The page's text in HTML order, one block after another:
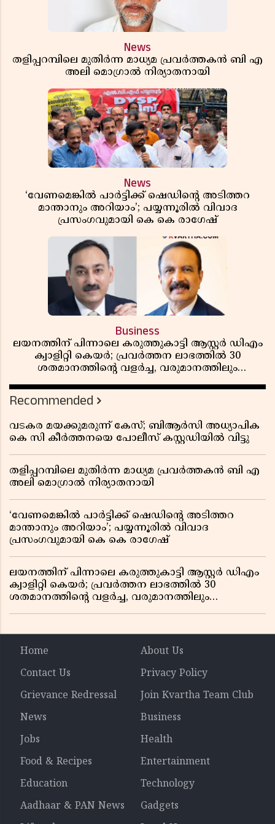
News
തളിപ്പറമ്പിലെ മുതിർന്ന മാധ്യമ പ്രവർത്തകൻ ബി എ
അലി മൊഗ്രാൽ നിര്യാതനായി
News
‘വേണമെങ്കിൽ പാർട്ടിക്ക് ഷെഡിൻ്റെ അടിത്തറ
മാന്താനും അറിയാം’; പയ്യന്നൂരിൽ വിവാദ
പ്രസംഗവുമായി കെ കെ രാഗേഷ്
Business
ലയനത്തിന് പിന്നാലെ കരുത്തുകാട്ടി ആസ്റ്റർ ഡിഎം
ക്വാളിറ്റി കെയർ; പ്രവർത്തന ലാഭത്തിൽ 30
ശതമാനത്തിൻ്റെ വളർച്ച, വരുമാനത്തിലും
റിപ്പോർട്ട് പുറത്ത്
Recommended
വടകര മയക്കുമരുന്ന് കേസ്; ബിആർസി അധ്യാപിക
കെ സി കീർത്തനയെ പോലീസ് കസ്റ്റഡിയിൽ വിട്ടു
തളിപ്പറമ്പിലെ മുതിർന്ന മാധ്യമ പ്രവർത്തകൻ ബി എ
അലി മൊഗ്രാൽ നിര്യാതനായി
‘വേണമെങ്കിൽ പാർട്ടിക്ക് ഷെഡിൻ്റെ അടിത്തറ
മാന്താനും അറിയാം’; പയ്യന്നൂരിൽ വിവാദ
പ്രസംഗവുമായി കെ കെ രാഗേഷ്
ലയനത്തിന് പിന്നാലെ കരുത്തുകാട്ടി ആസ്റ്റർ ഡിഎം
ക്വാളിറ്റി കെയർ; പ്രവർത്തന ലാഭത്തിൽ 30
ശതമാനത്തിൻ്റെ വളർച്ച, വരുമാനത്തിലും
Home
About Us
Contact Us
Privacy Policy
Grievance Redressal
Join Kvartha Team Club
News
Business
Jobs
Health
Food & Recipes
Entertainment
Education
Technology
Aadhaar & PAN News
Gadgets